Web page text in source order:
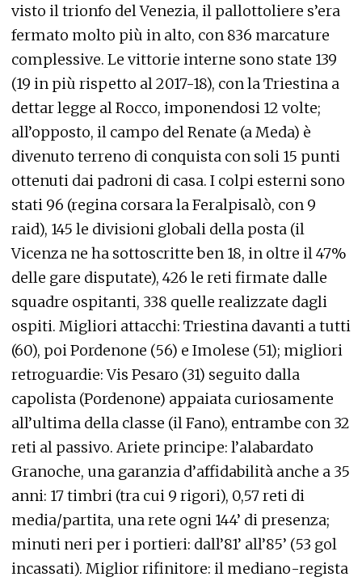
visto il trionfo del Venezia, il pallottoliere s’era
fermato molto più in alto, con 836 marcature
complessive. Le vittorie interne sono state 139
(19 in più rispetto al 2017-18), con la Triestina a
dettar legge al Rocco, imponendosi 12 volte;
all’opposto, il campo del Renate (a Meda) è
divenuto terreno di conquista con soli 15 punti
ottenuti dai padroni di casa. I colpi esterni sono
stati 96 (regina corsara la Feralpisalò, con 9
raid), 145 le divisioni globali della posta (il
Vicenza ne ha sottoscritte ben 18, in oltre il 47%
delle gare disputate), 426 le reti firmate dalle
squadre ospitanti, 338 quelle realizzate dagli
ospiti. Migliori attacchi: Triestina davanti a tutti
(60), poi Pordenone (56) e Imolese (51); migliori
retroguardie: Vis Pesaro (31) seguito dalla
capolista (Pordenone) appaiata curiosamente
all’ultima della classe (il Fano), entrambe con 32
reti al passivo. Ariete principe: l’alabardato
Granoche, una garanzia d’affidabilità anche a 35
anni: 17 timbri (tra cui 9 rigori), 0,57 reti di
media/partita, una rete ogni 144’ di presenza;
minuti neri per i portieri: dall’81’ all’85’ (53 gol
incassati). Miglior rifinitore: il mediano-regista